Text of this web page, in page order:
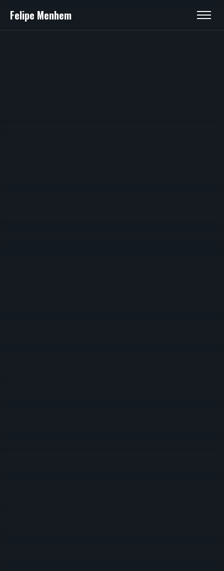
Felipe Menhem